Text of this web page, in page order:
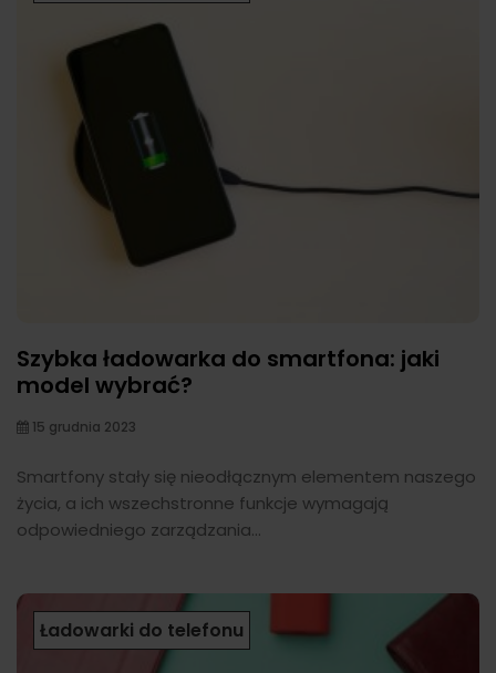
Szybka ładowarka do smartfona: jaki
model wybrać?
15 grudnia 2023
Smartfony stały się nieodłącznym elementem naszego
życia, a ich wszechstronne funkcje wymagają
odpowiedniego zarządzania...
Ładowarki do telefonu